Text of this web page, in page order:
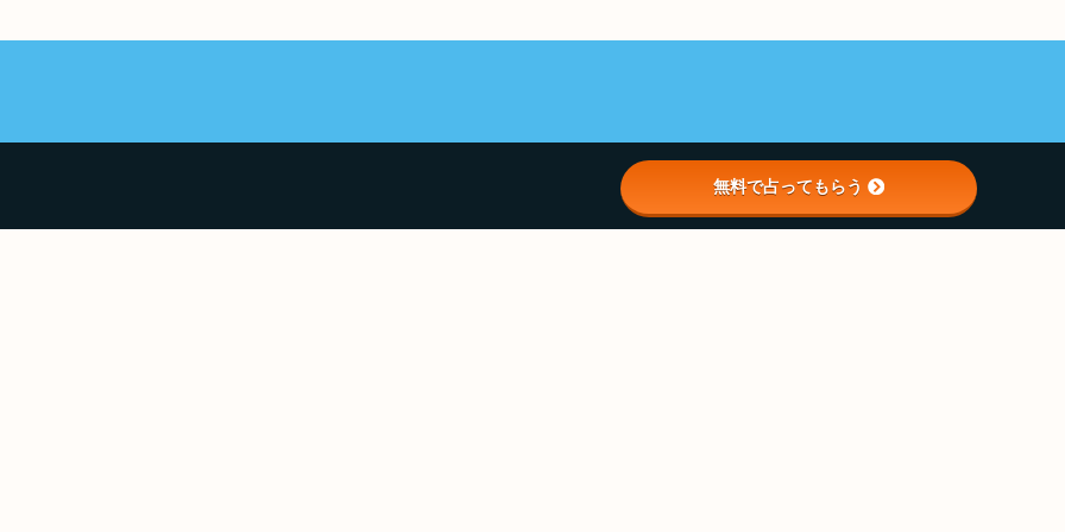
無料で占ってもらう